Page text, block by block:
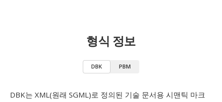
형식 정보
DBK PBM
DBK는 XML(원래 SGML)로 정의된 기술 문서용 시맨틱 마크